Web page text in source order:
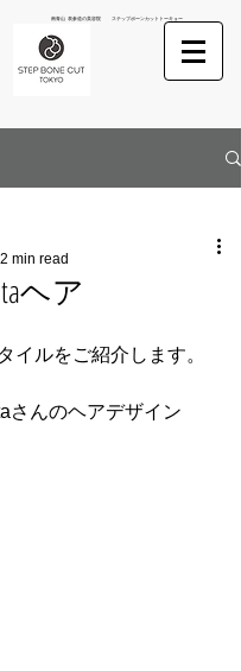
南青山 表参道の美容院 ステップボーンカットトーキョー
ヘア
2 min read
イルをご紹介します。
さんのヘアデザイン